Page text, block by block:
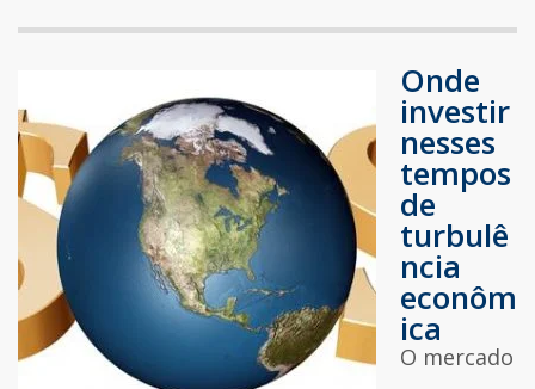
Onde
investir
nesses
tempos
de
turbulê
ncia
econôm
ica
O mercado